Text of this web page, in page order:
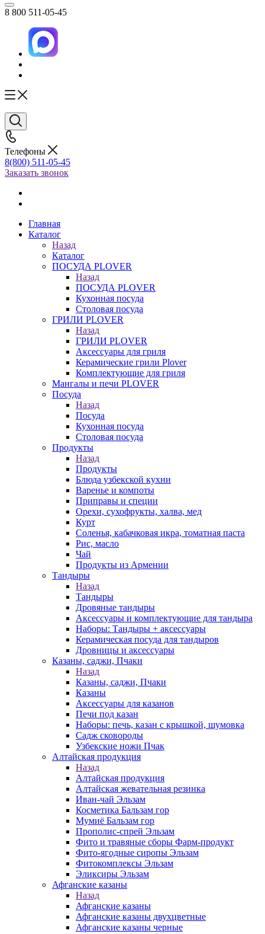
8 800 511-05-45
Телефоны
8(800) 511-05-45
Заказать звонок
Главная
Каталог
Назад
Каталог
ПОСУДА PLOVER
Назад
ПОСУДА PLOVER
Кухонная посуда
Столовая посуда
ГРИЛИ PLOVER
Назад
ГРИЛИ PLOVER
Аксессуары для гриля
Керамические грили Plover
Комплектующие для гриля
Мангалы и печи PLOVER
Посуда
Назад
Посуда
Кухонная посуда
Столовая посуда
Продукты
Назад
Продукты
Блюда узбекской кухни
Варенье и компоты
Приправы и специи
Орехи, сухофрукты, халва, мед
Курт
Соленья, кабачковая икра, томатная паста
Рис, масло
Чай
Продукты из Армении
Тандыры
Назад
Тандыры
Дровяные тандыры
Аксессуары и комплектующие для тандыра
Наборы: Тандыры + аксессуары
Керамическая посуда для тандыров
Дровницы и аксессуары
Казаны, саджи, Пчаки
Назад
Казаны, саджи, Пчаки
Казаны
Аксессуары для казанов
Печи под казан
Наборы: печь, казан с крышкой, шумовка
Садж сковороды
Узбекские ножи Пчак
Алтайская продукция
Назад
Алтайская продукция
Алтайская жевательная резинка
Иван-чай Эльзам
Косметика Бальзам гор
Мумиё Бальзам гор
Прополис-спрей Эльзам
Фито и травяные сборы Фарм-продукт
Фито-ягодные сиропы Эльзам
Фитокомплексы Эльзам
Эликсиры Эльзам
Афганские казаны
Назад
Афганские казаны
Афганские казаны двухцветные
Афганские казаны черные